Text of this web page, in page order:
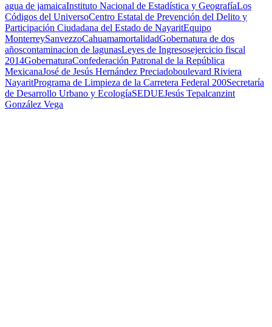
agua de jamaicaInstituto Nacional de Estadística y GeografíaLos
Códigos del UniversoCentro Estatal de Prevención del Delito y
Participación Ciudadana del Estado de NayaritEquipo
MonterreySanvezzoCahuamamortalidadGobernatura de dos
añoscontaminacion de lagunasLeyes de Ingresosejercicio fiscal
2014GobernaturaConfederación Patronal de la República
MexicanaJosé de Jesús Hernández Preciadoboulevard Riviera
NayaritPrograma de Limpieza de la Carretera Federal 200Secretaría
de Desarrollo Urbano y EcologíaSEDUEJesús Tepalcanzint
González Vega